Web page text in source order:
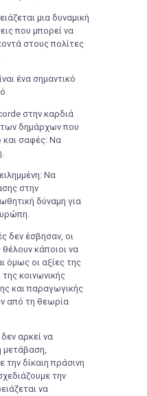
μια δυναμική
που μπορεί να
στους πολίτες
ένα σημαντικό
στην καρδιά
των δημάρχων που
και σαφές: Να
Να
στην
δύναμη για
δεν έσβησαν, οι
κάποιοι να
όμως οι αξίες της
κοινωνικής
και παραγωγικής
από τη θεωρία
αρκεί να
μετάβαση,
την δίκαιη πράσινη
την
να